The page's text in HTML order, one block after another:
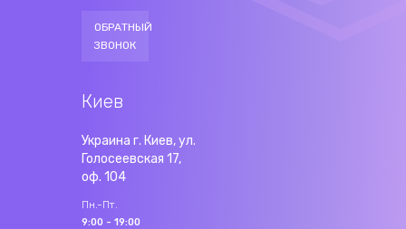
ОБРАТНЫЙ
ЗВОНОК
Киев
Украина г. Киев, ул.
Голосеевская 17,
оф. 104
Пн.-Пт.
9:00 - 19:00